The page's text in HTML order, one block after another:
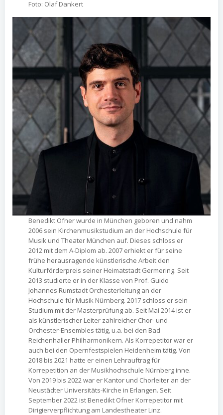
Foto: Olaf Dankert
Benedikt Ofner wurde in München geboren und nahm
2006 sein Kirchenmusikstudium an der Hochschule für
Musik und Theater München auf. Dieses schloss er
2012 mit dem A-Diplom ab. 2007 erhiekt er für seine
frühe herausragende künstlerische Arbeit den
Kulturförderpreis seiner Heimatstadt Germering. Seit
2013 studierte er in der Klasse von Prof. Guido
Johannes Rumstadt Orchesterleitung an der
Hochschule für Musik Nürnberg. 2017 schloss er sein
Studium mit der Masterprüfung ab. Seit Mai 2014 ist er
als künstlerischer Leiter zahlreicher Chor- und
Orchester-Ensembles tätig, u.a. bei den Bad
Reichenhaller Philharmonikern. Als Korrepetitor war er
auch bei den Opernfestspielen Heidenheim tätig. Von
2018 bis 2021 hatte er einen Lehrauftrag für
Korrepetition an der Musikhochschule Nürnberg inne.
Von 2019 bis 2022 war er Kantor und Chorleiter an der
Neustädter Universitäts-Kirche in Erlangen. Seit
September 2022 ist Benedikt Ofner Korrepetitor mit
Dirigierverpflichtung am Landestheater Linz.